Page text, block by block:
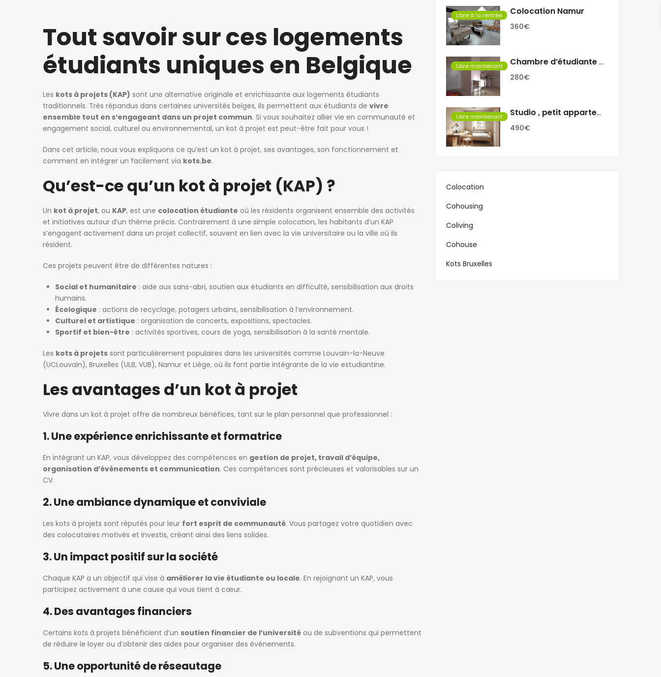
Tout savoir sur ces logements
étudiants uniques en Belgique
Les kots à projets (KAP) sont une alternative originale et enrichissante aux logements étudiants
traditionnels. Très répandus dans certaines universités belges, ils permettent aux étudiants de vivre
ensemble tout en s’engageant dans un projet commun. Si vous souhaitez allier vie en communauté et
engagement social, culturel ou environnemental, un kot à projet est peut-être fait pour vous !
Dans cet article, nous vous expliquons ce qu’est un kot à projet, ses avantages, son fonctionnement et
comment en intégrer un facilement via kots.be.
Qu’est-ce qu’un kot à projet (KAP) ?
Un kot à projet, ou KAP, est une colocation étudiante où les résidents organisent ensemble des activités
et initiatives autour d’un thème précis. Contrairement à une simple colocation, les habitants d’un KAP
s’engagent activement dans un projet collectif, souvent en lien avec la vie universitaire ou la ville où ils
résident.
Ces projets peuvent être de différentes natures :
Social et humanitaire : aide aux sans-abri, soutien aux étudiants en difficulté, sensibilisation aux droits
humains.
Écologique : actions de recyclage, potagers urbains, sensibilisation à l’environnement.
Culturel et artistique : organisation de concerts, expositions, spectacles.
Sportif et bien-être : activités sportives, cours de yoga, sensibilisation à la santé mentale.
Les kots à projets sont particulièrement populaires dans les universités comme Louvain-la-Neuve
(UCLouvain), Bruxelles (ULB, VUB), Namur et Liège, où ils font partie intégrante de la vie estudiantine.
Les avantages d’un kot à projet
Vivre dans un kot à projet offre de nombreux bénéfices, tant sur le plan personnel que professionnel :
1. Une expérience enrichissante et formatrice
En intégrant un KAP, vous développez des compétences en gestion de projet, travail d’équipe,
organisation d’événements et communication. Ces compétences sont précieuses et valorisables sur un
CV.
2. Une ambiance dynamique et conviviale
Les kots à projets sont réputés pour leur fort esprit de communauté. Vous partagez votre quotidien avec
des colocataires motivés et investis, créant ainsi des liens solides.
3. Un impact positif sur la société
Chaque KAP a un objectif qui vise à améliorer la vie étudiante ou locale. En rejoignant un KAP, vous
participez activement à une cause qui vous tient à cœur.
4. Des avantages financiers
Certains kots à projets bénéficient d’un soutien financier de l’université ou de subventions qui permettent
de réduire le loyer ou d’obtenir des aides pour organiser des événements.
5. Une opportunité de réseautage
Libre à la rentrée Colocation Namur
360€
Libre maintenant Chambre d’étudiante a louer
280€
Libre maintenant Studio , petit appartement
490€
Colocation
Cohousing
Coliving
Cohouse
Kots Bruxelles